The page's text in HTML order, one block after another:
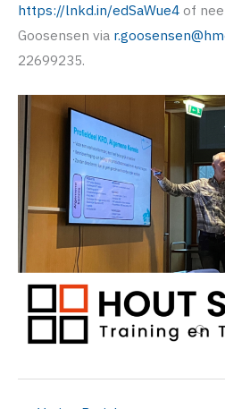
https://lnkd.in/edSaWue4 of
Goosensen via
22699235.